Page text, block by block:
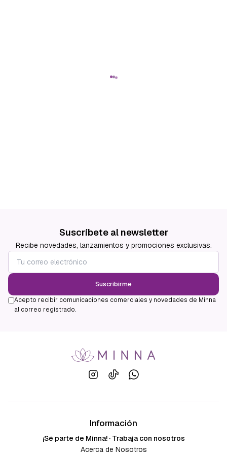
Suscríbete al newsletter
Recibe novedades, lanzamientos y promociones exclusivas.
Suscribirme
Acepto recibir comunicaciones comerciales y novedades de Minna
al correo registrado.
Información
¡Sé parte de Minna! · Trabaja con nosotros
Acerca de Nosotros